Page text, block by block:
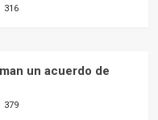
316
un acuerdo de
379